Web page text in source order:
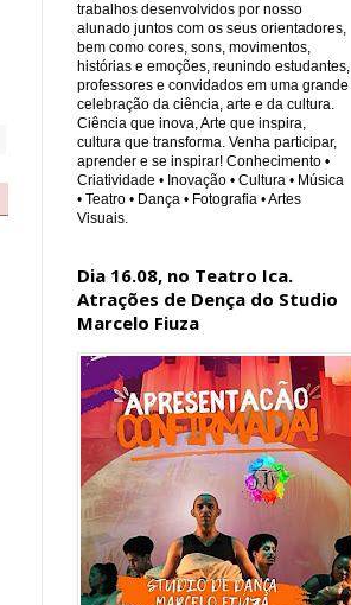
trabalhos desenvolvidos por nosso
alunado juntos com os seus orientadores,
bem como cores, sons, movimentos,
histórias e emoções, reunindo estudantes,
professores e convidados em uma grande
celebração da ciência, arte e da cultura.
Ciência que inova, Arte que inspira,
cultura que transforma. Venha participar,
aprender e se inspirar! Conhecimento •
Criatividade • Inovação • Cultura • Música
• Teatro • Dança • Fotografia • Artes
Visuais.
Dia 16.08, no Teatro Ica.
Atrações de Dença do Studio
Marcelo Fiuza